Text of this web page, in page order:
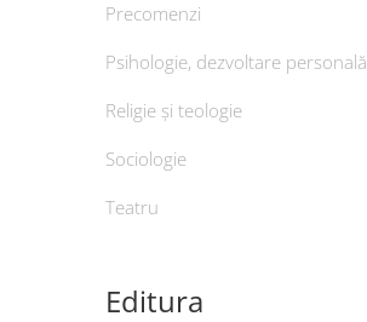
Precomenzi
Psihologie, dezvoltare personală
Religie și teologie
Sociologie
Teatru
Editura